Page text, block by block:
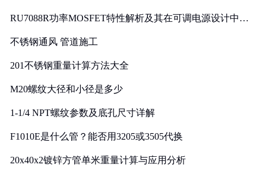
RU7088R功率MOSFET特性解析及其在可调电源设计中的
不锈钢通风 管道施工
201不锈钢重量计算方法大全
M20螺纹大径和小径是多少
1-1/4 NPT螺纹参数及底孔尺寸详解
F1010E是什么管？能否用3205或3505代换
20x40x2镀锌方管单米重量计算与应用分析